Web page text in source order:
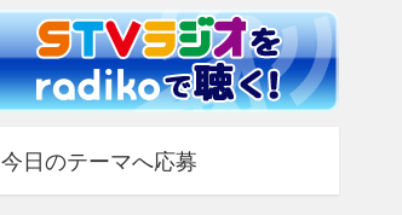
今日のテーマへ応募